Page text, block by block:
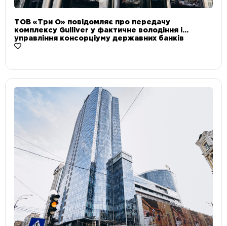
ТОВ «Три О» повідомляє про передачу
комплексу Gulliver у фактичне володіння і
управління консорціуму державних банків